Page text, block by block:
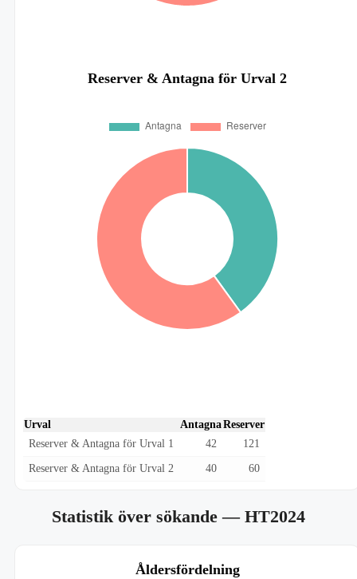
Reserver & Antagna för Urval 2
Urval AntagnaReserver
Reserver & Antagna för Urval 1
42 121
Reserver & Antagna för Urval 2 40 60
Statistik över sökande— HT2024
Åldersfördelning